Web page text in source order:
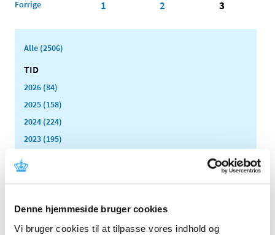
Denne hjemmeside bruger cookies
Vi bruger cookies til at tilpasse vores indhold og
Forrige 1 2 3
Alle (2506)
TID
2026 (84)
2025 (158)
2024 (224)
2023 (195)
2021 (516)
2019 (159)
2018 (150)